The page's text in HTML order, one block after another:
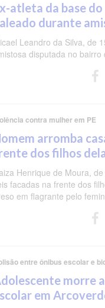
atleta da base
durante
Leandro da Silva, de
disputada no
contra mulher em PE
arromba
dos filhos
Henrique de Moura,
facadas na frente dos
em flagrante pelo
entre ônibus escolar e
morre
em